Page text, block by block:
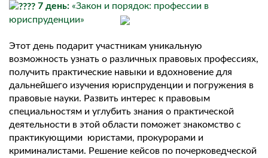
7 день: «Закон и порядок: профессии в
юриспруденции»
Этот день подарит участникам уникальную
возможность узнать о различных правовых профессиях,
получить практические навыки и вдохновение для
дальнейшего изучения юриспруденции и погружения в
правовые науки. Развить интерес к правовым
специальностям и углубить знания о практической
деятельности в этой области поможет знакомство с
практикующими юристами, прокурорами и
криминалистами. Решение кейсов по почерковедческой